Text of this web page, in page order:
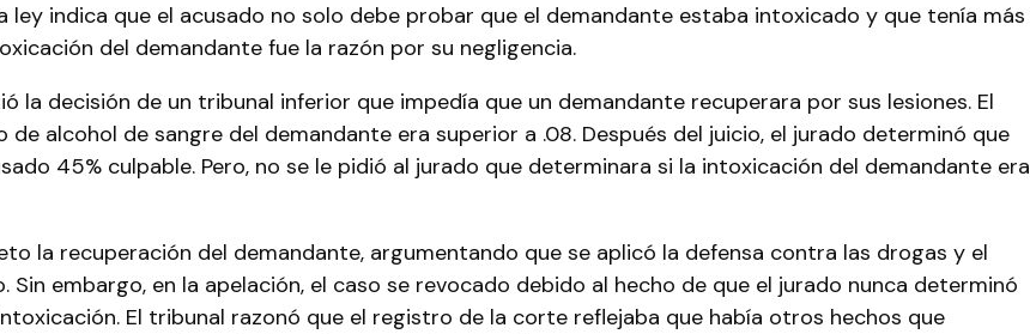
indica que el acusado no solo debe probar que el demandante estaba intoxicado y que tenía más
del demandante fue la razón por su negligencia.
la decisión de un tribunal inferior que impedía que un demandante recuperara por sus lesiones. El
alcohol de sangre del demandante era superior a .08. Después del juicio, el jurado determinó que
45% culpable. Pero, no se le pidió al jurado que determinara si la intoxicación del demandante era
la recuperación del demandante, argumentando que se aplicó la defensa contra las drogas y el
embargo, en la apelación, el caso se revocado debido al hecho de que el jurado nunca determinó
El tribunal razonó que el registro de la corte reflejaba que había otros hechos que